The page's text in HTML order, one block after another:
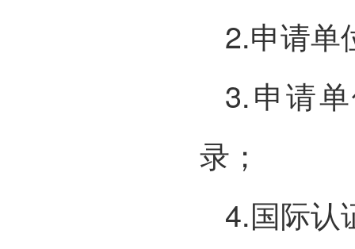
2.申请单
3.申请
录；
4.国际认